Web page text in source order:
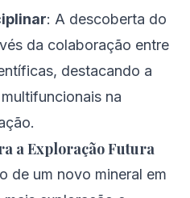
: A descoberta do
da colaboração entre
destacando a
na
a Exploração Futura
de um novo mineral em